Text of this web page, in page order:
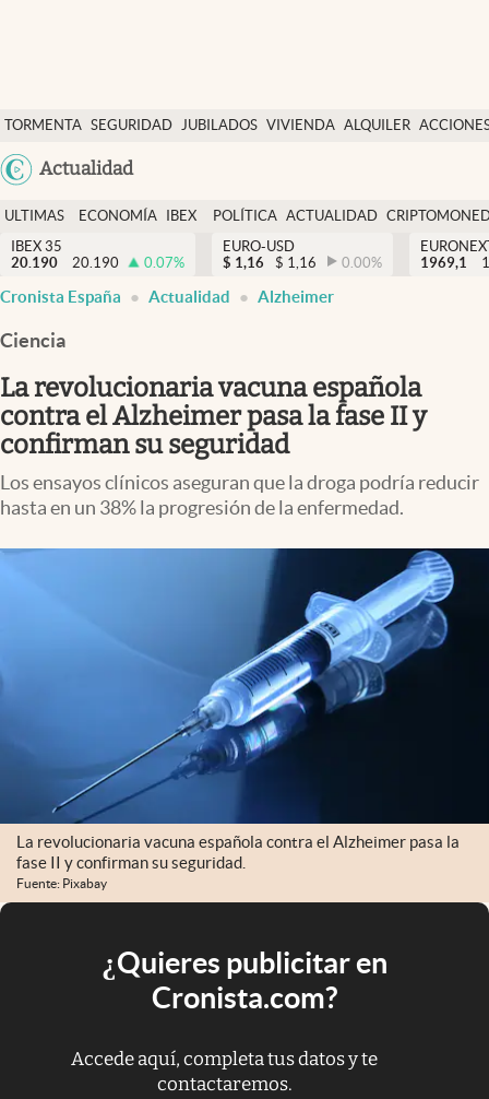
TORMENTA SEGURIDAD JUBILADOS VIVIENDA ALQUILER
USA
Actualidad
Economía y finanzas
Política
Actualidad
Criptomonedas
España
ULTIMAS
NOTICIAS
ECONOMÍA
FINANZAS
IBEX
EURO
POLÍTICA ACTUALIDAD
IBEX 35
20.190
20.190 0.07%
EURO-USD
$ 1,16 $ 1,16 0.00%
1969,1
Cronista España Actualidad Alzheimer
Ciencia
La revolucionaria vacuna española
contra el Alzheimer pasa la fase II y
confirman su seguridad
Los ensayos clínicos aseguran que la droga podría reducir
hasta en un 38% la progresión de la enfermedad.
La revolucionaria vacuna española contra el Alzheimer pasa la
fase II y confirman su seguridad.
Fuente: Pixabay
¿Quieres publicitar en
Cronista.com?
Accede aquí, completa tus datos y te
contactaremos.